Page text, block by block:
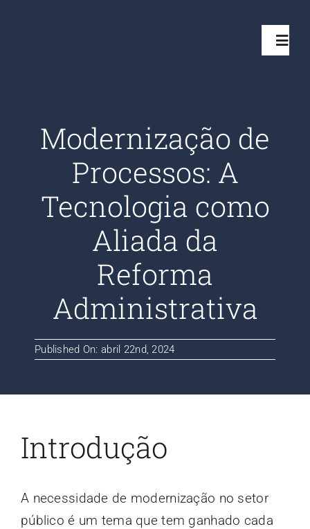
Projetos
Modernização de
Processos: A
Tecnologia como
Aliada da
Reforma
Administrativa
Published On: abril 22nd, 2024
Introdução
A necessidade de modernização no setor
público é um tema que tem ganhado cada